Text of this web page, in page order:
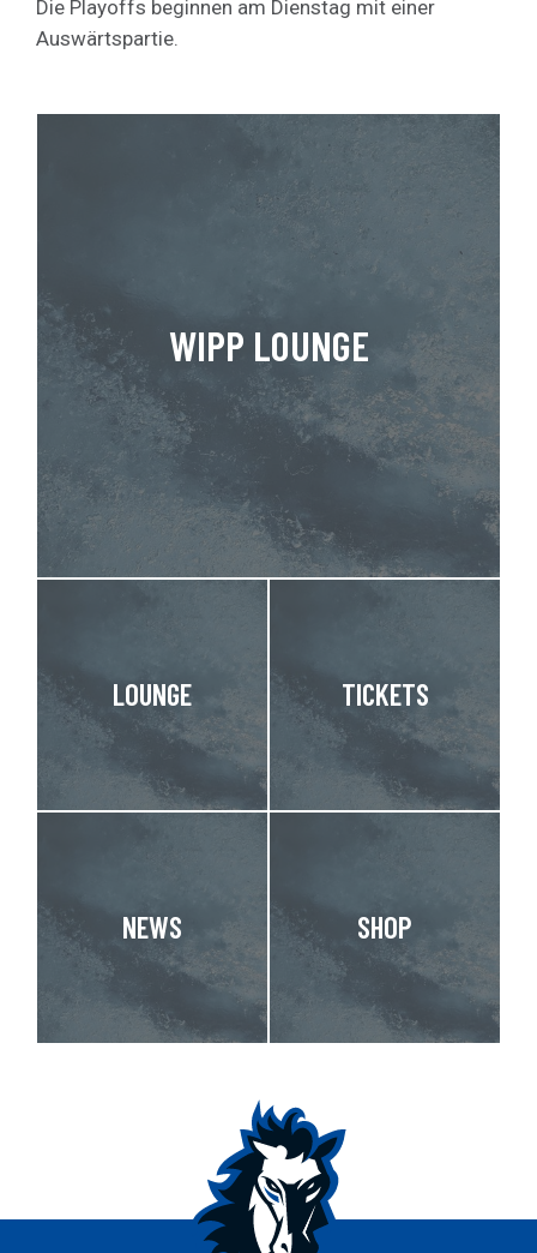
Die Playoffs beginnen am Dienstag mit einer
Auswärtspartie.
WIPP LOUNGE
LOUNGE TICKETS
NEWS SHOP